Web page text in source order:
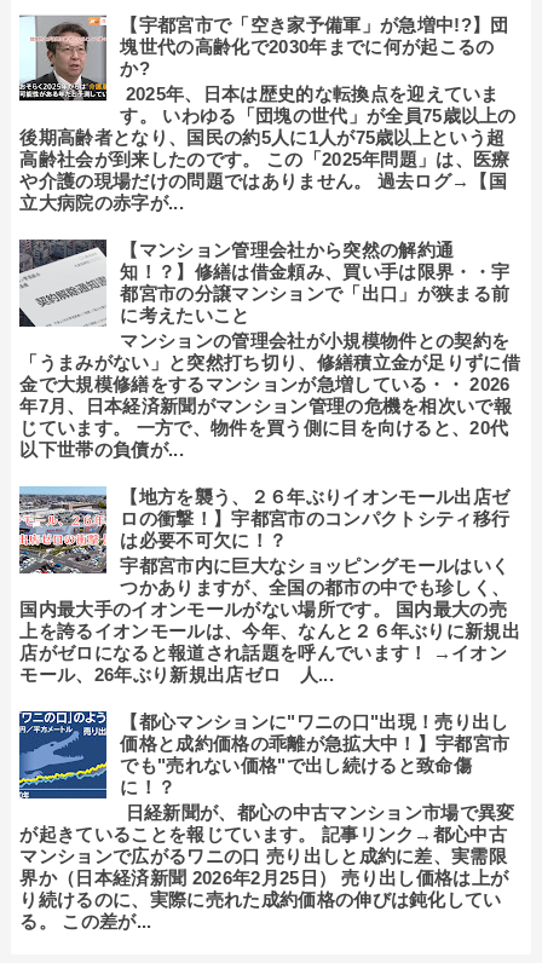
【宇都宮市で「空き家予備軍」が急増中!?】団
塊世代の高齢化で2030年までに何が起こるの
か?
2025年、日本は歴史的な転換点を迎えていま
す。 いわゆる「団塊の世代」が全員75歳以上の
後期高齢者となり、国民の約5人に1人が75歳以上という超
高齢社会が到来したのです。 この「2025年問題」は、医療
や介護の現場だけの問題ではありません。 過去ログ→【国
立大病院の赤字が...
【マンション管理会社から突然の解約通
知！？】修繕は借金頼み、買い手は限界・・宇
都宮市の分譲マンションで「出口」が狭まる前
に考えたいこと
マンションの管理会社が小規模物件との契約を
「うまみがない」と突然打ち切り、修繕積立金が足りずに借
金で大規模修繕をするマンションが急増している・・ 2026
年7月、日本経済新聞がマンション管理の危機を相次いで報
じています。 一方で、物件を買う側に目を向けると、20代
以下世帯の負債が...
【地方を襲う、２６年ぶりイオンモール出店ゼ
ロの衝撃！】宇都宮市のコンパクトシティ移行
は必要不可欠に！？
宇都宮市内に巨大なショッピングモールはいく
つかありますが、全国の都市の中でも珍しく、
国内最大手のイオンモールがない場所です。 国内最大の売
上を誇るイオンモールは、今年、なんと２６年ぶりに新規出
店がゼロになると報道され話題を呼んでいます！ →イオン
モール、26年ぶり新規出店ゼロ 人...
【都心マンションに"ワニの口"出現！売り出し
価格と成約価格の乖離が急拡大中！】宇都宮市
でも"売れない価格"で出し続けると致命傷
に！？
日経新聞が、都心の中古マンション市場で異変
が起きていることを報じています。 記事リンク→都心中古
マンションで広がるワニの口 売り出しと成約に差、実需限
界か（日本経済新聞 2026年2月25日） 売り出し価格は上が
り続けるのに、実際に売れた成約価格の伸びは鈍化してい
る。 この差が...